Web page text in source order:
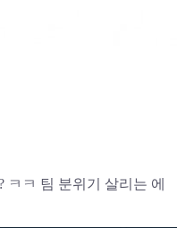
ㅋㅋ 팀 분위기 살리는 에